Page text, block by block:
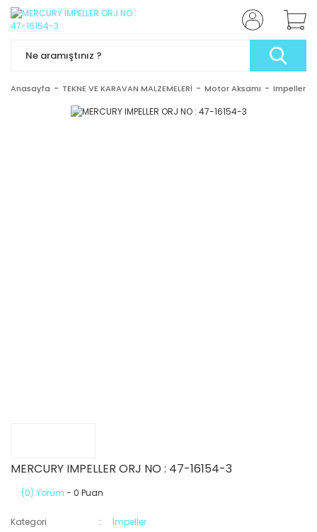
Anasayfa TEKNE VE KARAVAN MALZEMELERİ Motor Aksamı Impeller
MERCURY IMPELLER ORJ NO : 47-16154-3
(0) Yorum - 0 Puan
Kategori
Impeller